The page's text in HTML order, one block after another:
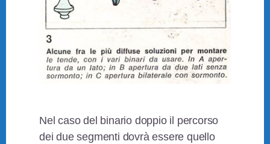
Nel caso del binario doppio il percorso
dei due segmenti dovrà essere quello